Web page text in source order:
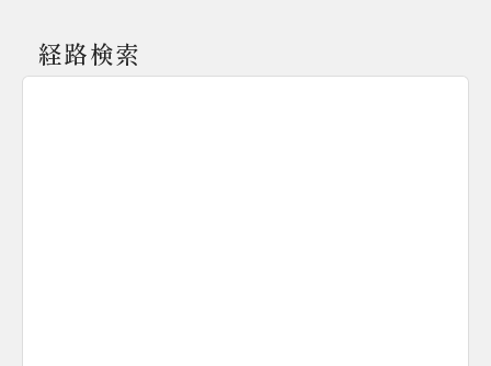
経路検索